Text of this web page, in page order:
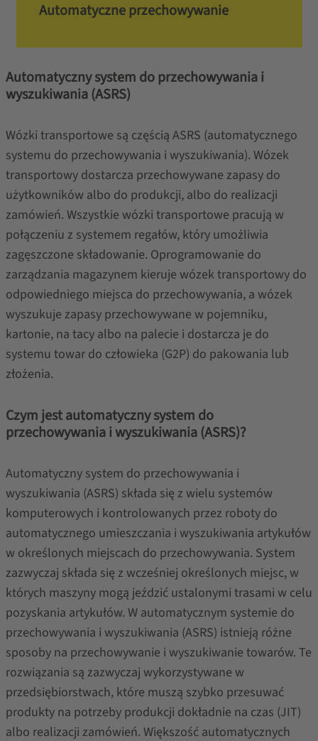
Automatyczne przechowywanie
Automatyczny system do przechowywania i
wyszukiwania (ASRS)
Wózki transportowe są częścią ASRS (automatycznego
systemu do przechowywania i wyszukiwania). Wózek
transportowy dostarcza przechowywane zapasy do
użytkowników albo do produkcji, albo do realizacji
zamówień. Wszystkie wózki transportowe pracują w
połączeniu z systemem regałów, który umożliwia
zagęszczone składowanie. Oprogramowanie do
zarządzania magazynem kieruje wózek transportowy do
odpowiedniego miejsca do przechowywania, a wózek
wyszukuje zapasy przechowywane w pojemniku,
kartonie, na tacy albo na palecie i dostarcza je do
systemu towar do człowieka (G2P) do pakowania lub
złożenia.
Czym jest automatyczny system do
przechowywania i wyszukiwania (ASRS)?
Automatyczny system do przechowywania i
wyszukiwania (ASRS) składa się z wielu systemów
komputerowych i kontrolowanych przez roboty do
automatycznego umieszczania i wyszukiwania artykułów
w określonych miejscach do przechowywania. System
zazwyczaj składa się z wcześniej określonych miejsc, w
których maszyny mogą jeździć ustalonymi trasami w celu
pozyskania artykułów. W automatycznym systemie do
przechowywania i wyszukiwania (ASRS) istnieją różne
sposoby na przechowywanie i wyszukiwanie towarów. Te
rozwiązania są zazwyczaj wykorzystywane w
przedsiębiorstwach, które muszą szybko przesuwać
produkty na potrzeby produkcji dokładnie na czas (JIT)
albo realizacji zamówień. Większość automatycznych